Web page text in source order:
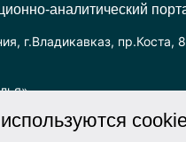
СМИ ЭЛ № ФС77-72025
аналитический
г.Владикавказ, пр.Коста,